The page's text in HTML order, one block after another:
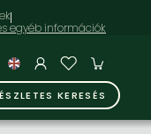
KERESÉS